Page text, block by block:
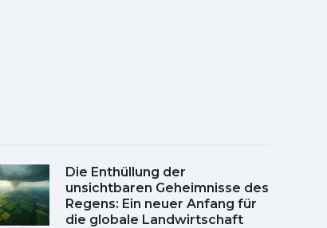
Die Enthüllung der
unsichtbaren Geheimnisse des
Regens: Ein neuer Anfang für
die globale Landwirtschaft